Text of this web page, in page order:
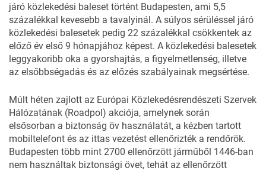
járó közlekedési baleset történt Budapesten, ami 5,5
százalékkal kevesebb a tavalyinál. A súlyos sérüléssel járó
közlekedési balesetek pedig 22 százalékkal csökkentek az
előző év első 9 hónapjához képest. A közlekedési balesetek
leggyakoribb oka a gyorshajtás, a figyelmetlenség, illetve
az elsőbbségadás és az előzés szabályainak megsértése.
Múlt héten zajlott az Európai Közlekedésrendészeti Szervek
Hálózatának (Roadpol) akciója, amelynek során
elsősorban a biztonság öv használatát, a kézben tartott
mobiltelefont és az ittas vezetést ellenőrizték a rendőrök.
Budapesten több mint 2700 ellenőrzött járműből 1446-ban
nem használtak biztonsági övet, tehát az ellenőrzött